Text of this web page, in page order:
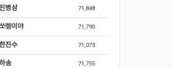
병삼 71,848
쏘렝이야 71,790
한진수 71,073
하송 71,755